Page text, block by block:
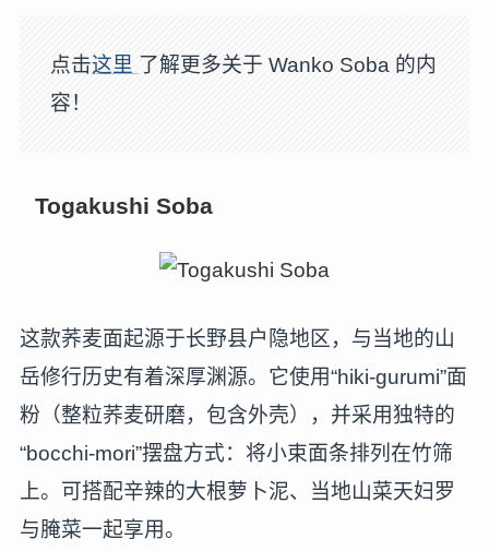
点击这里 了解更多关于 Wanko Soba 的内
容！
Togakushi Soba
这款荞麦面起源于长野县户隐地区，与当地的山
岳修行历史有着深厚渊源。它使用“hiki-gurumi”面
粉（整粒荞麦研磨，包含外壳），并采用独特的
“bocchi-mori”摆盘方式：将小束面条排列在竹筛
上。可搭配辛辣的大根萝卜泥、当地山菜天妇罗
与腌菜一起享用。